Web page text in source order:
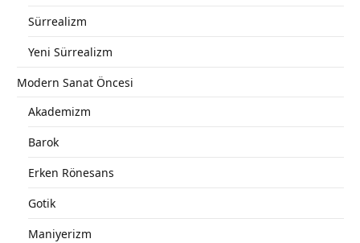
Sürrealizm
Yeni Sürrealizm
Modern Sanat Öncesi
Akademizm
Barok
Erken Rönesans
Gotik
Maniyerizm